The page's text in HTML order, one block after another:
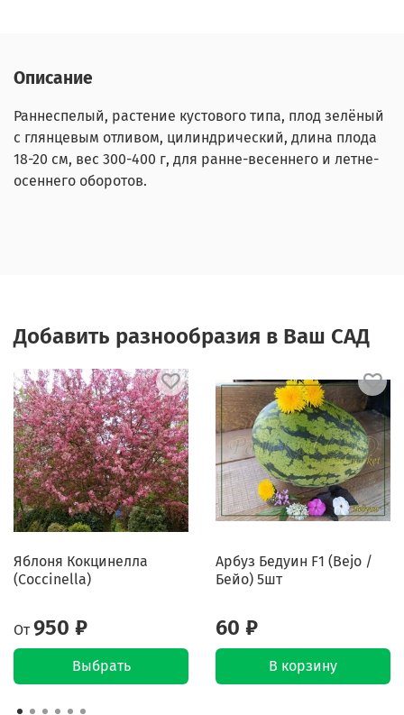
Описание
Раннеспелый, растение кустового типа, плод зелёный
с глянцевым отливом, цилиндрический, длина плода
18-20 см, вес 300-400 г, для ранне-весеннего и летне-
осеннего оборотов.
Добавить разнообразия в Ваш САД
Яблоня Кокцинелла
(Coccinella)
От 950 ₽
Выбрать
Арбуз Бедуин F1 (Bejo /
Бейо) 5шт
60 ₽
В корзину